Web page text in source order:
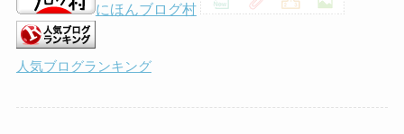
にほんブログ村
人気ブログランキング